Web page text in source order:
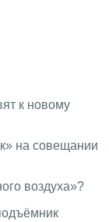
к новому
на совещании
воздуха»?